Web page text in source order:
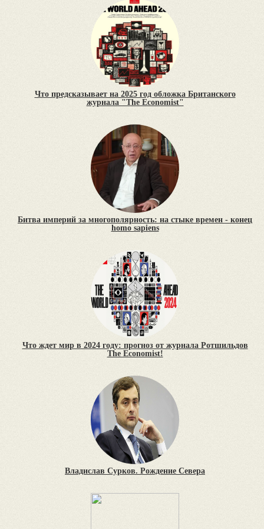
Что предсказывает на 2025 год обложка Британского
журнала "The Economist"
Битва империй за многополярность: на стыке времен - конец
homo sapiens
Что ждет мир в 2024 году: прогноз от журнала Ротшильдов
The Economist!
Владислав Сурков. Рождение Севера